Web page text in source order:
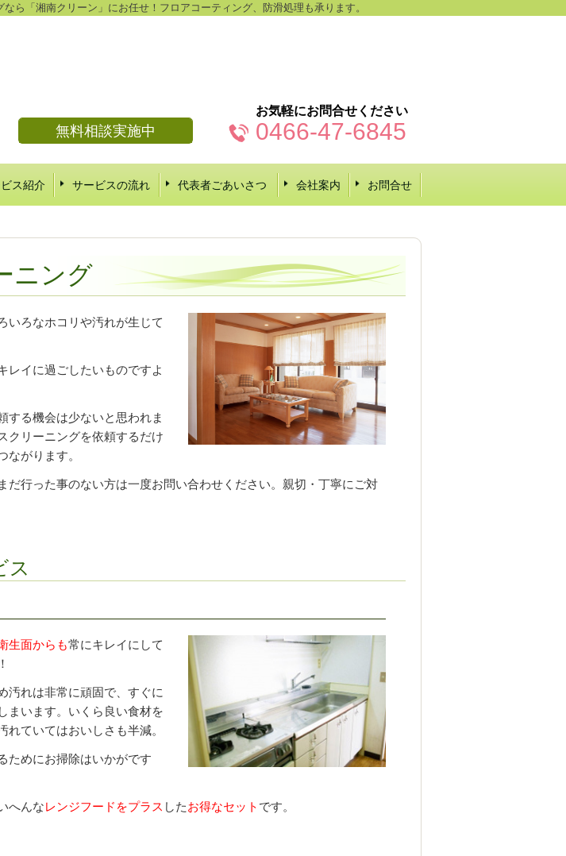
ら「湘南クリーン」にお任せ！フロアコーティング、防滑処理も承ります。
無料相談実施中
お気軽にお問合せください
0466-47-6845
ス紹介 サービスの流れ 代表者ごあいさつ 会社案内 お問合せ
ニング
いろなホコリや汚れが生じて
レイに過ごしたいものですよ
する機会は少ないと思われま
クリーニングを依頼するだけ
ながります。
だ行った事のない方は一度お問い合わせください。親切・丁寧にご対
ス
生面からも常にキレイにして
汚れは非常に頑固で、すぐに
まいます。いくら良い食材を
れていてはおいしさも半減。
ためにお掃除はいかがです
へんなレンジフードをプラス したお得なセット です。